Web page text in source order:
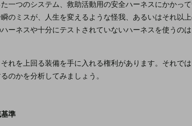
一つのシステム、救助活動用の安全ハーネスにかかっ
のミスが、人生を変えるような怪我、あるいはそれ以
ーネスや十分にテストされていないハーネスを使うの
れを上回る装備を手に入れる権利があります。それで
のかを分析してみましょう。
準